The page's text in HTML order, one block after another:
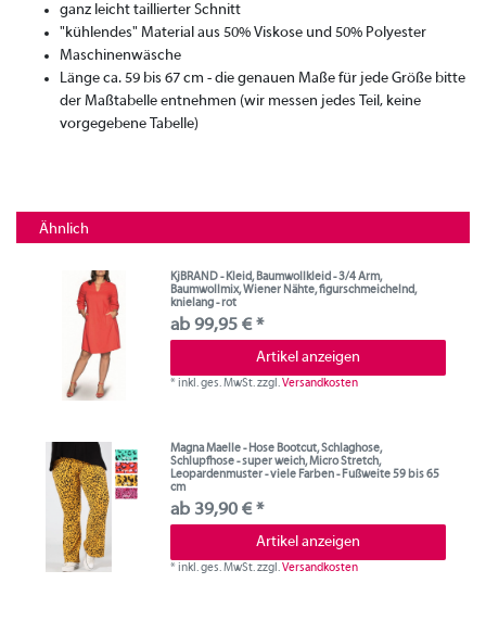
ganz leicht taillierter Schnitt
"kühlendes" Material aus 50% Viskose und 50% Polyester
Maschinenwäsche
Länge ca. 59 bis 67 cm - die genauen Maße für jede Größe bitte
der Maßtabelle entnehmen (wir messen jedes Teil, keine
vorgegebene Tabelle)
Ähnlich
KjBRAND - Kleid, Baumwollkleid - 3/4 Arm,
Baumwollmix, Wiener Nähte, figurschmeichelnd,
knielang - rot
ab 99,95 € *
Artikel anzeigen
*inkl. ges. MwSt.zzgl.Versandkosten
Magna Maelle - Hose Bootcut, Schlaghose,
Schlupfhose - super weich, Micro Stretch,
Leopardenmuster - viele Farben - Fußweite 59 bis 65
cm
ab 39,90 € *
Artikel anzeigen
*inkl. ges. MwSt.zzgl.Versandkosten